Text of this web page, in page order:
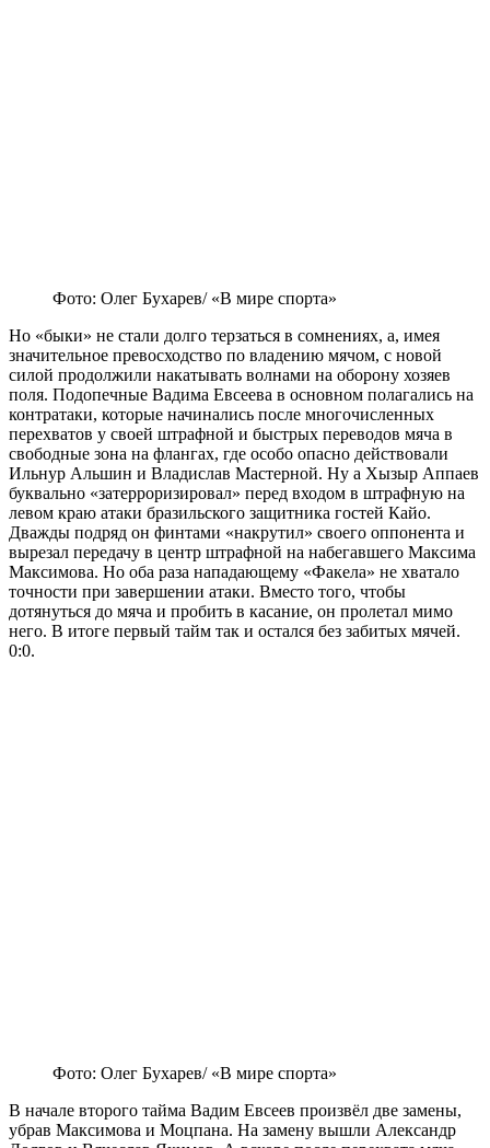
Фото: Олег Бухарев/ «В мире спорта»
Но «быки» не стали долго терзаться в сомнениях, а, имея
значительное превосходство по владению мячом, с новой
силой продолжили накатывать волнами на оборону хозяев
поля. Подопечные Вадима Евсеева в основном полагались на
контратаки, которые начинались после многочисленных
перехватов у своей штрафной и быстрых переводов мяча в
свободные зона на флангах, где особо опасно действовали
Ильнур Альшин и Владислав Мастерной. Ну а Хызыр Аппаев
буквально «затерроризировал» перед входом в штрафную на
левом краю атаки бразильского защитника гостей Кайо.
Дважды подряд он финтами «накрутил» своего оппонента и
вырезал передачу в центр штрафной на набегавшего Максима
Максимова. Но оба раза нападающему «Факела» не хватало
точности при завершении атаки. Вместо того, чтобы
дотянуться до мяча и пробить в касание, он пролетал мимо
него. В итоге первый тайм так и остался без забитых мячей.
0:0.
Фото: Олег Бухарев/ «В мире спорта»
В начале второго тайма Вадим Евсеев произвёл две замены,
убрав Максимова и Моцпана. На замену вышли Александр